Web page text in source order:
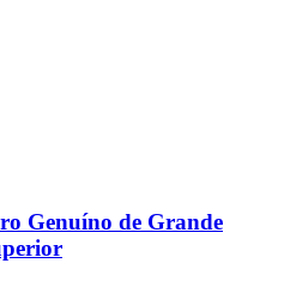
Genuíno de Grande